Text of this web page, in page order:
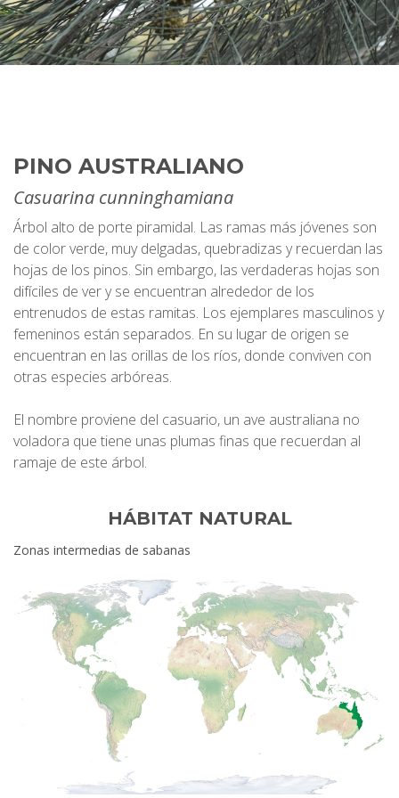
PINO AUSTRALIANO
Casuarina cunninghamiana
Árbol alto de porte piramidal. Las ramas más jóvenes son
de color verde, muy delgadas, quebradizas y recuerdan las
hojas de los pinos. Sin embargo, las verdaderas hojas son
difíciles de ver y se encuentran alrededor de los
entrenudos de estas ramitas. Los ejemplares masculinos y
femeninos están separados. En su lugar de origen se
encuentran en las orillas de los ríos, donde conviven con
otras especies arbóreas.
El nombre proviene del casuario, un ave australiana no
voladora que tiene unas plumas finas que recuerdan al
ramaje de este árbol.
HÁBITAT NATURAL
Zonas intermedias de sabanas